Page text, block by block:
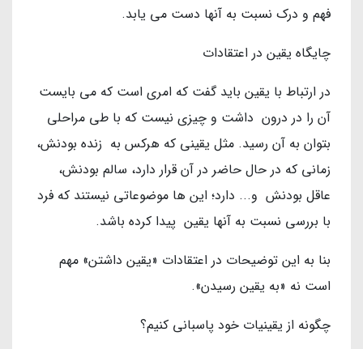
فهم و درک نسبت به آنها دست می یابد.
چایگاه یقین در اعتقادات
در ارتباط با یقین باید گفت که امری است که می بایست
آن را در درون داشت و چیزی نیست که با طی مراحلی
بتوان به آن رسید. مثل یقینی که هرکس به زنده بودنش،
زمانی که در حال حاضر در آن قرار دارد، سالم بودنش،
عاقل بودنش و... دارد؛ این ها موضوعاتی نیستند که فرد
با بررسی نسبت به آنها یقین پیدا کرده باشد.
بنا به این توضیحات در اعتقادات «یقین داشتن» مهم
است نه «به یقین رسیدن».
چگونه از یقینیات خود پاسبانی کنیم؟